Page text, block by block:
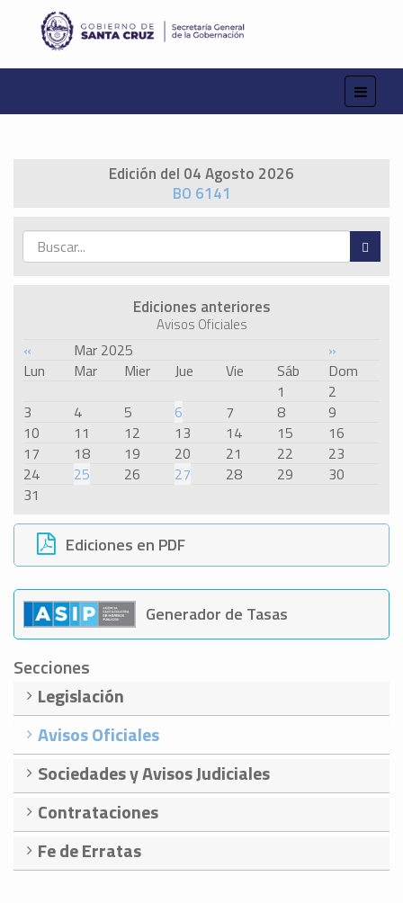
Edición del 04 Agosto 2026
BO 6141
Ediciones anteriores
Avisos Oficiales
« Mar 2025
»
Lun
Mar Mier Jue Vie Sáb
Dom
1
2
3
4 5 6 7 8
9
10
11 12 13 14 15
16
17
18 19 20 21 22
23
24
25 26 27 28 29
30
31
Ediciones en PDF
Generador de Tasas
Secciones
Legislación
Avisos Oficiales
Sociedades y Avisos Judiciales
Contrataciones
Fe de Erratas